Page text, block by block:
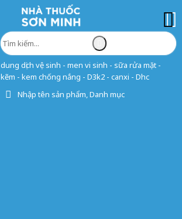
dung dịch vệ sinh - men vi sinh - sữa rửa mặt -
kẽm - kem chống nắng - D3k2 - canxi - Dhc
Nhập tên sản phẩm, Danh mục